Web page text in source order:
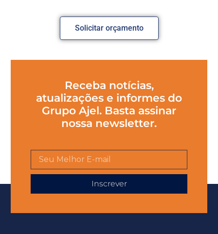
Solicitar orçamento
Receba notícias,
atualizações e informes do
Grupo Ajel. Basta assinar
nossa newsletter.
Inscrever